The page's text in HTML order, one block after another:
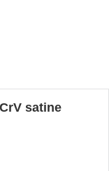
satine